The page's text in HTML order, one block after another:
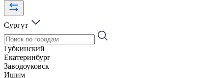
Сургут
Губкинский
Екатеринбург
Заводоуковск
Ишим